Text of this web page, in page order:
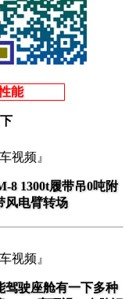
能
视频』
8 1300t履带吊0吨附
风电臂转场
视频』
驾驶座舱有一下多种